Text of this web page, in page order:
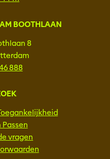
BOOTHLAAN
8
888
Passen
vragen